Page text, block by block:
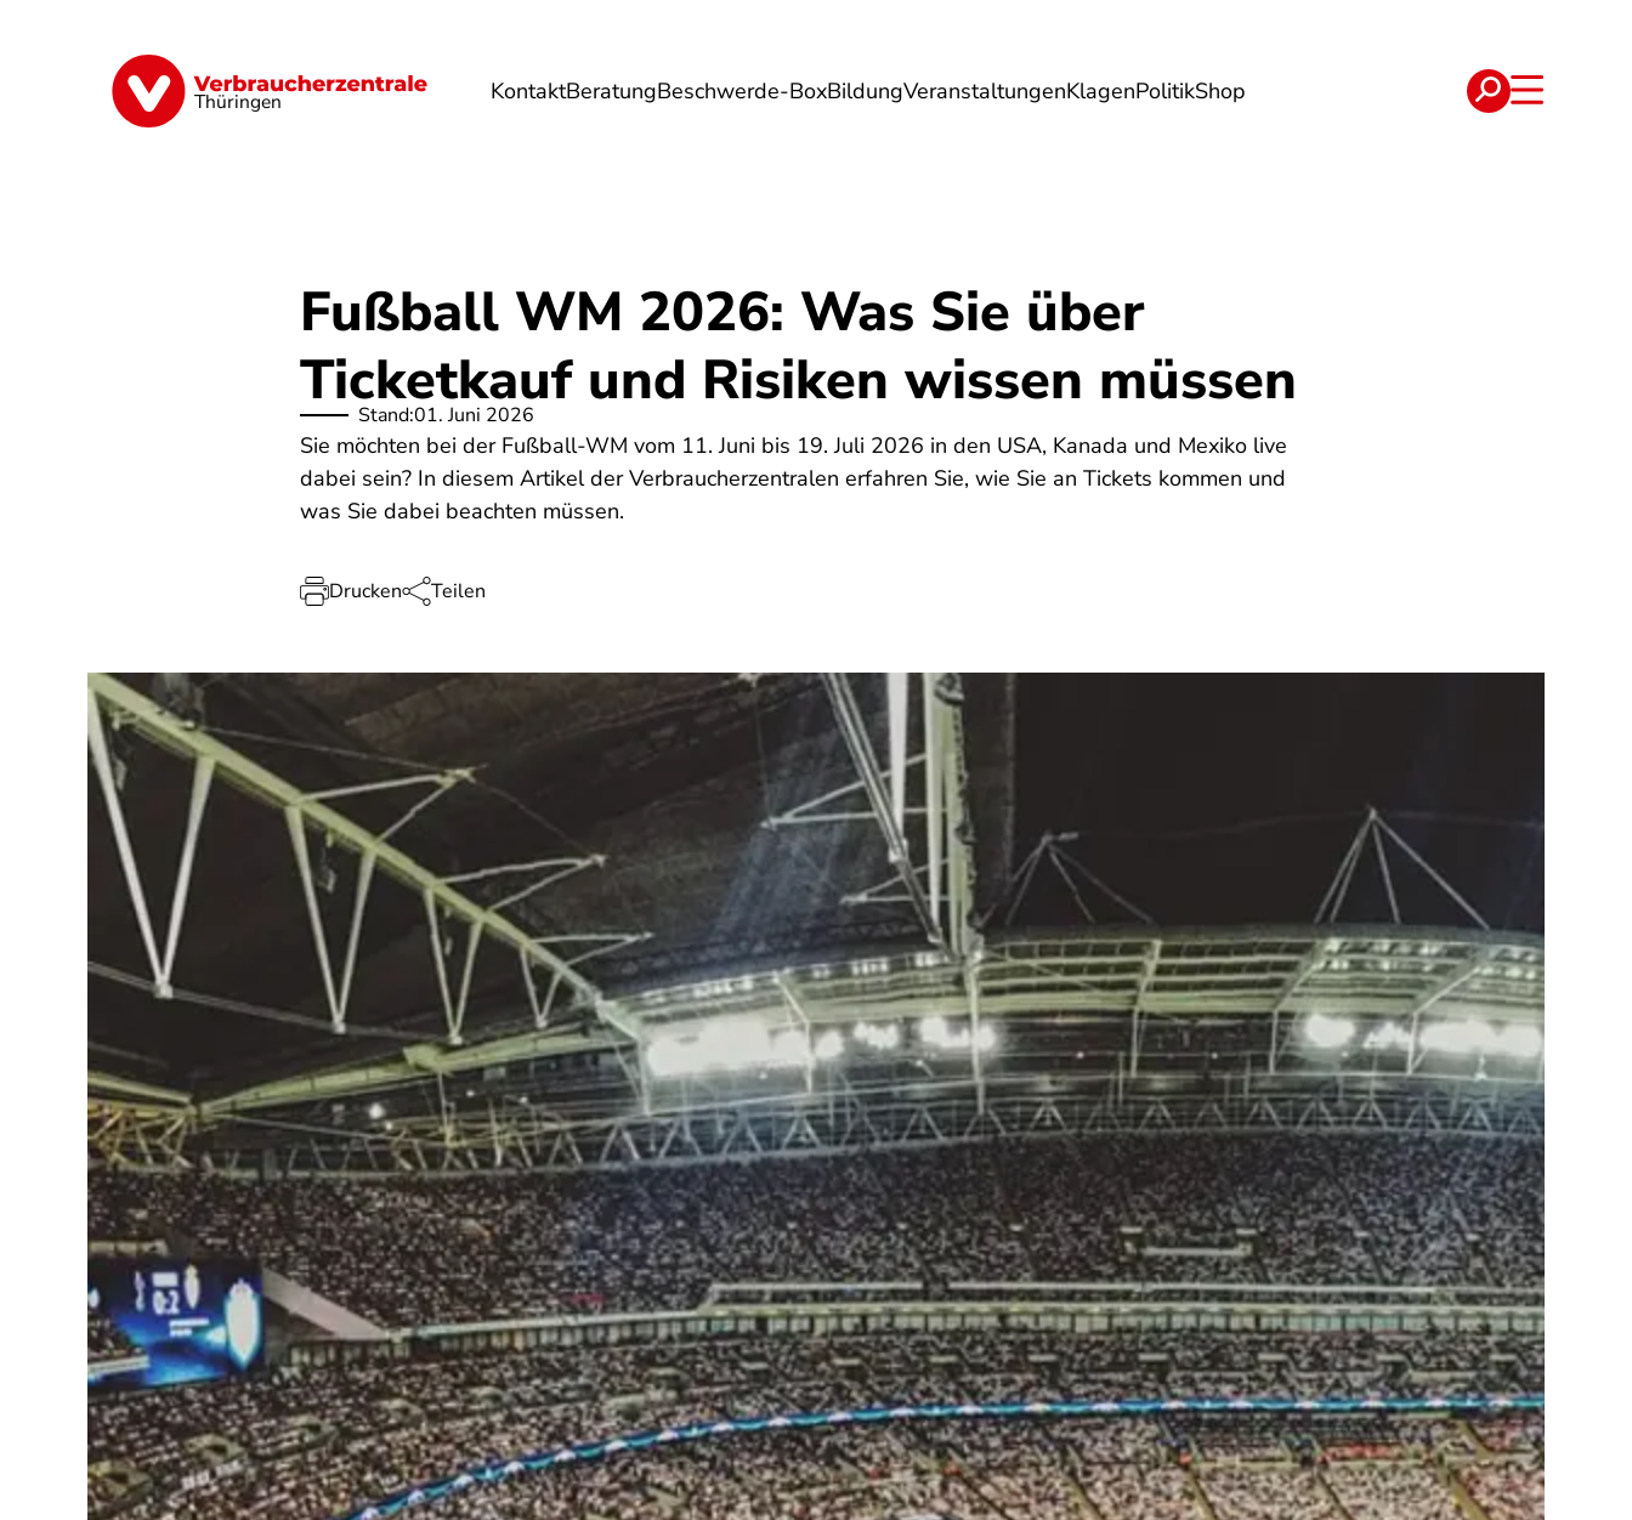
Thüringen KontaktBeratungBeschwerde-BoxBildungVeranstaltungenKlagenPolitikShop
Finanzen Digitales Lebensmittel Umwelt Gesundheit Energie Reise Verträge
Fußball WM 2026: Was Sie über
Ticketkauf und Risiken wissen müssen
Stand:01. Juni 2026
Sie möchten bei der Fußball-WM vom 11. Juni bis 19. Juli 2026 in den USA, Kanada und Mexiko live
dabei sein? In diesem Artikel der Verbraucherzentralen erfahren Sie, wie Sie an Tickets kommen und
was Sie dabei beachten müssen.
Drucken Teilen